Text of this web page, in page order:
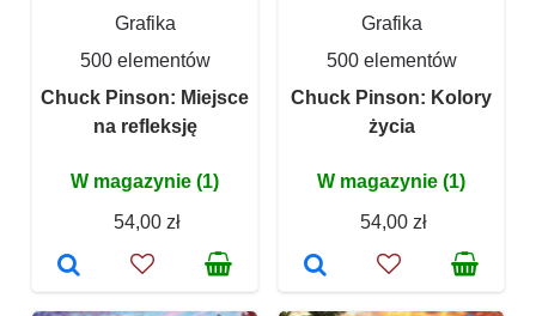
Grafika
500 elementów
Chuck Pinson: Miejsce
na refleksję
W magazynie (1)
54,00 zł
Grafika
500 elementów
Chuck Pinson: Kolory
życia
W magazynie (1)
54,00 zł